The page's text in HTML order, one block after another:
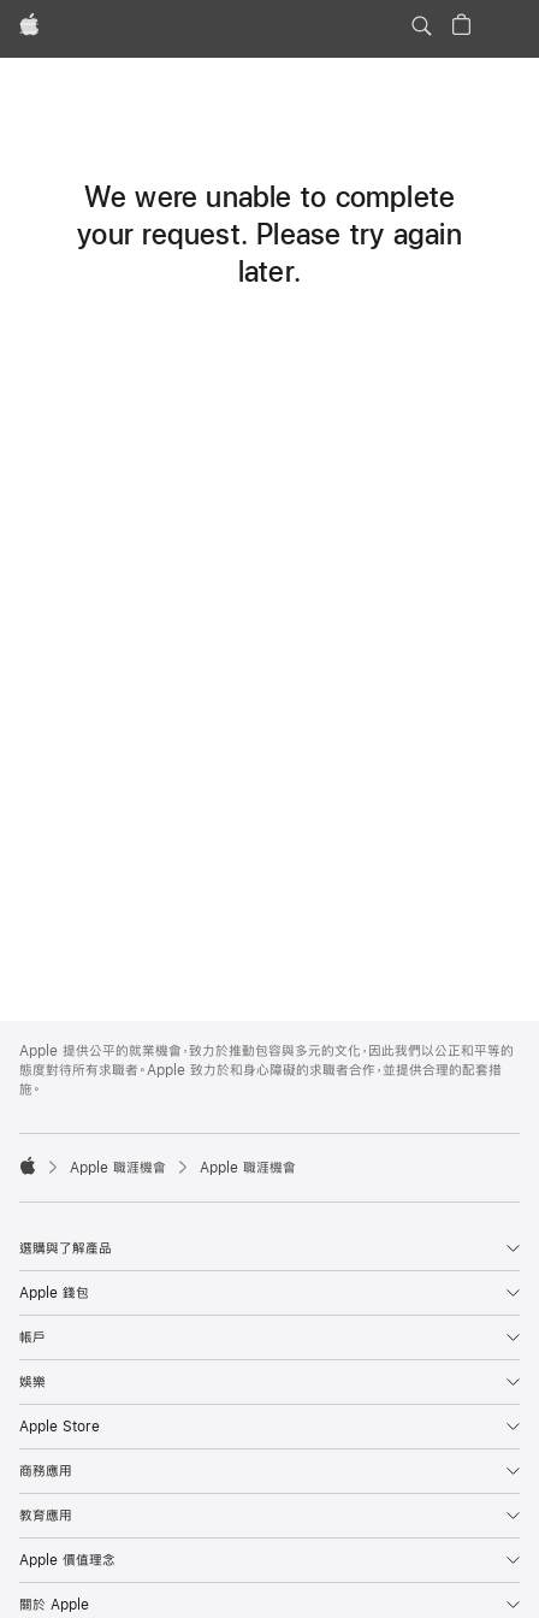
Apple
We were unable to complete
your request. Please try again
later.
Footer
Apple 提供公平的就業機會，致力於推動包容與多元的文化，因此我們以公正和平等的
態度對待所有求職者。Apple 致力於和身心障礙的求職者合作，並提供合理的配套措
施。

Apple 職涯機會 Apple 職涯機會
選購與了解產品
Apple 錢包
帳戶
娛樂
Apple Store
商務應用
教育應用
Apple 價值理念
關於 Apple